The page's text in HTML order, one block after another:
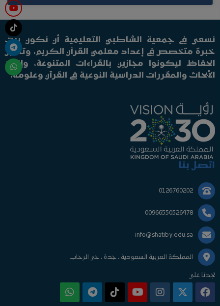
نسعى في جمعية الشاطبي التعليمية أن نكون بيت
خبرة متخصص في إعداد معلمي القرآن الكريم، وتأهيل
الحفاظ ليكونوا مجازين بالقراءات المتنوعة، وإنتاج
الأبحاث والمقررات الدراسية النوعية في القرآن وعلومه.
اتصل بنا
0126760202
00966550526478
info@shatiby.edu.sa
المملكة العربية السعودية ، جدة ، حي الرحاب
تجدنا على